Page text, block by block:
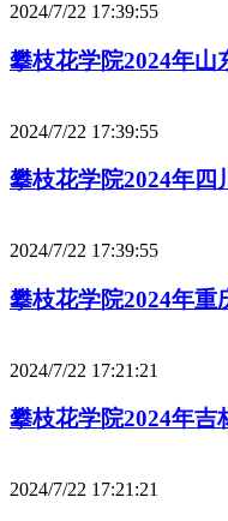
2024/7/22 17:39:55
攀枝花学院2024年山
2024/7/22 17:39:55
攀枝花学院2024年四
2024/7/22 17:39:55
攀枝花学院2024年重
2024/7/22 17:21:21
攀枝花学院2024年吉
2024/7/22 17:21:21